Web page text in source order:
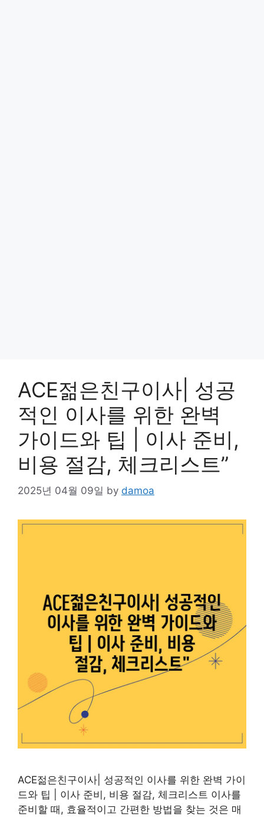
ACE젊은친구이사| 성공
적인 이사를 위한 완벽
가이드와 팁 | 이사 준비,
비용 절감, 체크리스트”
2025년 04월 09일 by damoa
ACE젊은친구이사| 성공적인 이사를 위한 완벽 가이
드와 팁 | 이사 준비, 비용 절감, 체크리스트 이사를
준비할 때, 효율적이고 간편한 방법을 찾는 것은 매